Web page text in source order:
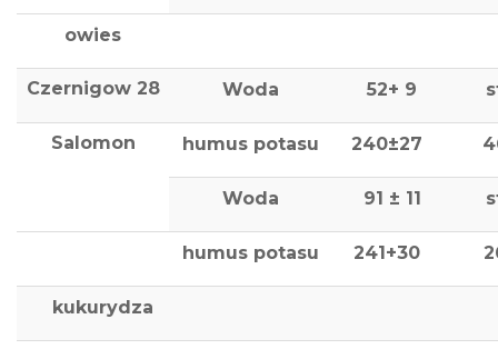
owies
Czernigow 28 Woda 52+ 9
Salomon humus potasu 240±27
Woda 91 ± 11
humus potasu 241+30
kukurydza